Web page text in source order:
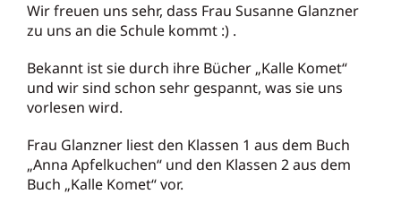
Wir freuen uns sehr, dass Frau Susanne Glanzner
zu uns an die Schule kommt :) .
Bekannt ist sie durch ihre Bücher „Kalle Komet“
und wir sind schon sehr gespannt, was sie uns
vorlesen wird.
Frau Glanzner liest den Klassen 1 aus dem Buch
„Anna Apfelkuchen“ und den Klassen 2 aus dem
Buch „Kalle Komet“ vor.